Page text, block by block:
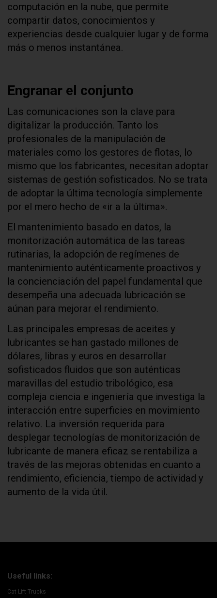
computación en la nube, que permite
compartir datos, conocimientos y
experiencias desde cualquier lugar y de forma
más o menos instantánea.
Engranar el conjunto
Las comunicaciones son la clave para
digitalizar la producción. Tanto los
profesionales de la manipulación de
materiales como los gestores de flotas, lo
mismo que los fabricantes, necesitan adoptar
sistemas de gestión sofisticados. No se trata
de adoptar la última tecnología simplemente
por el mero hecho de «ir a la última».
El mantenimiento basado en datos, la
monitorización automática de las tareas
rutinarias, la adopción de regímenes de
mantenimiento auténticamente proactivos y
la concienciación del papel fundamental que
desempeña una adecuada lubricación se
aúnan para mejorar el rendimiento.
Las principales empresas de aceites y
lubricantes se han gastado millones de
dólares, libras y euros en desarrollar
sofisticados fluidos que son auténticas
maravillas del estudio tribológico, esa
compleja ciencia e ingeniería que investiga la
interacción entre superficies en movimiento
relativo. La inversión requerida para
desplegar tecnologías de monitorización de
lubricante de manera eficaz se rentabiliza a
través de las mejoras obtenidas en cuanto a
rendimiento, eficiencia, tiempo de actividad y
aumento de la vida útil.
Useful links:
Cat Lift Trucks